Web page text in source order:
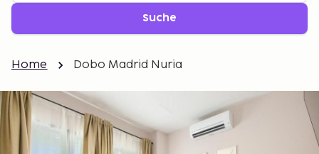
Suche
Home Dobo Madrid Nuria